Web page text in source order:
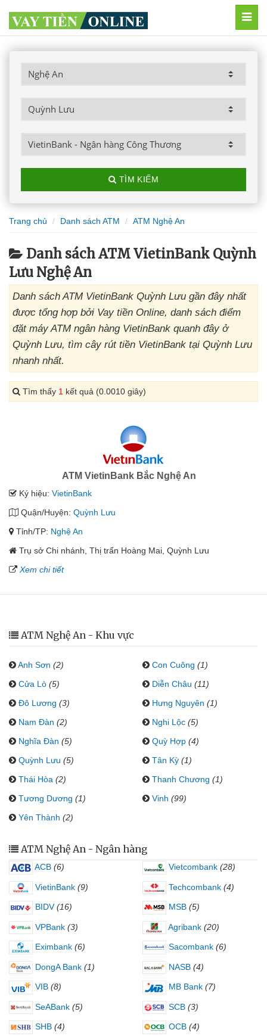
TÌM KIẾM
Trang chủ Danh sách ATM ATM Nghệ An
Danh sách ATM VietinBank Quỳnh
Lưu Nghệ An
Danh sách ATM VietinBank Quỳnh Lưu gần đây nhất
được tổng hợp bởi Vay tiền Online, danh sách điểm
đặt máy ATM ngân hàng VietinBank quanh đây ở
Quỳnh Lưu, tìm cây rút tiền VietinBank tại Quỳnh Lưu
nhanh nhất.
Tìm thấy 1 kết quả (0.0010 giây)
ATM VietinBank Bắc Nghệ An
Ký hiệu: VietinBank
Quận/Huyện: Quỳnh Lưu
Tỉnh/TP: Nghệ An
Trụ sở Chi nhánh, Thị trấn Hoàng Mai, Quỳnh Lưu
Xem chi tiết
ATM Nghệ An - Khu vực
Anh Sơn (2) Con Cuông (1)
Cửa Lò (5) Diễn Châu (11)
Đô Lương (3) Hưng Nguyên (1)
Nam Đàn (2) Nghi Lộc (5)
Nghĩa Đàn (5) Quỳ Hợp (4)
Quỳnh Lưu (5) Tân Kỳ (1)
Thái Hòa (2) Thanh Chương (1)
Tương Dương (1) Vinh (99)
Yên Thành (2)
ATM Nghệ An - Ngân hàng
ACB (6) Vietcombank (28)
VietinBank (9) Techcombank (4)
BIDV (16) MSB (5)
VPBank (3) Agribank (20)
Eximbank (6) Sacombank (6)
DongA Bank (1) NASB (4)
VIB (8) MB Bank (7)
SeABank (5) SCB (3)
SHB (4) OCB (4)